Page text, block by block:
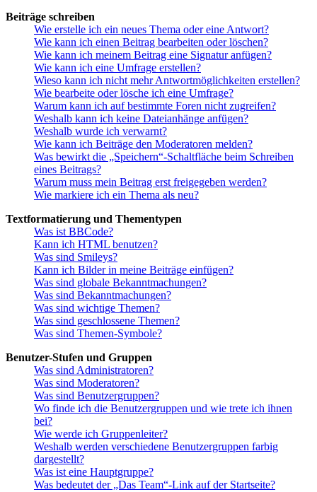
Beiträge schreiben
Wie erstelle ich ein neues Thema oder eine Antwort?
Wie kann ich einen Beitrag bearbeiten oder löschen?
Wie kann ich meinem Beitrag eine Signatur anfügen?
Wie kann ich eine Umfrage erstellen?
Wieso kann ich nicht mehr Antwortmöglichkeiten erstellen?
Wie bearbeite oder lösche ich eine Umfrage?
Warum kann ich auf bestimmte Foren nicht zugreifen?
Weshalb kann ich keine Dateianhänge anfügen?
Weshalb wurde ich verwarnt?
Wie kann ich Beiträge den Moderatoren melden?
Was bewirkt die „Speichern“-Schaltfläche beim Schreiben
eines Beitrags?
Warum muss mein Beitrag erst freigegeben werden?
Wie markiere ich ein Thema als neu?
Textformatierung und Thementypen
Was ist BBCode?
Kann ich HTML benutzen?
Was sind Smileys?
Kann ich Bilder in meine Beiträge einfügen?
Was sind globale Bekanntmachungen?
Was sind Bekanntmachungen?
Was sind wichtige Themen?
Was sind geschlossene Themen?
Was sind Themen-Symbole?
Benutzer-Stufen und Gruppen
Was sind Administratoren?
Was sind Moderatoren?
Was sind Benutzergruppen?
Wo finde ich die Benutzergruppen und wie trete ich ihnen
bei?
Wie werde ich Gruppenleiter?
Weshalb werden verschiedene Benutzergruppen farbig
dargestellt?
Was ist eine Hauptgruppe?
Was bedeutet der „Das Team“-Link auf der Startseite?